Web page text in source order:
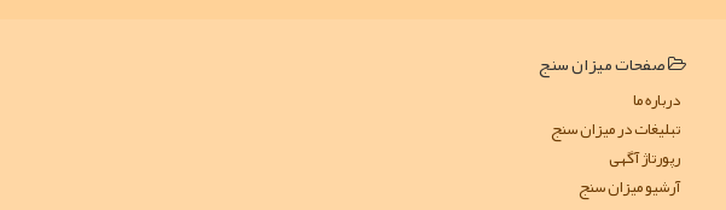
صفحات میزان سنج
درباره ما
تبلیغات در میزان سنج
رپورتاژ آگهی
آرشیو میزان سنج